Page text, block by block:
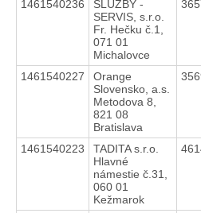
1461540236
SLUŽBY -
SERVIS, s.r.o.
Fr. Hečku č.1,
071 01
Michalovce
1461540227
Orange
Slovensko, a.s.
Metodova 8,
821 08
Bratislava
1461540223
TADITA s.r.o.
Hlavné
námestie č.31,
060 01
Kežmarok